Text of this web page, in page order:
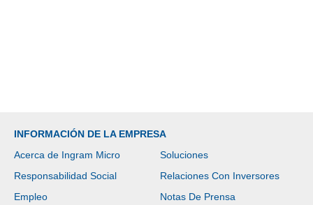
INFORMACIÓN DE LA EMPRESA
Acerca de Ingram Micro
Soluciones
Responsabilidad Social
Relaciones Con Inversores
Empleo
Notas De Prensa